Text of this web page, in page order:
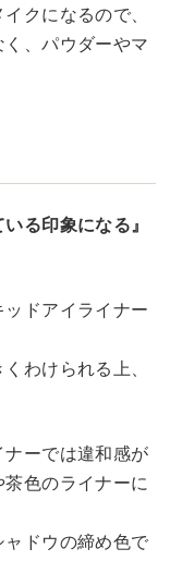
クになるので、
、パウダーやマ
る印象になる』
ドアイライナー
わけられる上、
ーでは違和感が
色のライナーに
ドウの締め色で